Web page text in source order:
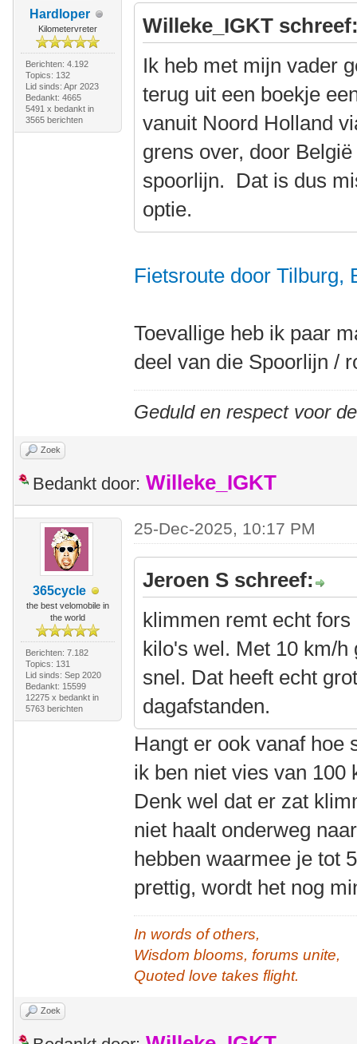
Hardloper
Kilometervreter
Berichten: 4.192
Topics: 132
Lid sinds: Apr 2023
Bedankt: 4665
5491 x bedankt in
3565 berichten
Willeke_IGKT
Ik heb met mijn vader
terug uit een boekje
vanuit Noord Holland
grens over, door
spoorlijn. Dat is dus
optie.
Fietsroute door Tilburg,
Toevallige heb ik paar
deel van die Spoorlijn /
Geduld en respect voor
Zoek
Bedankt door: Willeke_IGKT
365cycle
the best velomobile in
the world
Berichten: 7.182
Topics: 131
Lid sinds: Sep 2020
Bedankt: 15599
12275 x bedankt in
5763 berichten
25-Dec-2025, 10:17 PM
Jeroen S schreef:
klimmen remt echt
kilo's wel. Met 10 km/h
snel. Dat heeft echt
dagafstanden.
Hangt er ook vanaf hoe
ik ben niet vies van 100
Denk wel dat er zat
niet haalt onderweg
hebben waarmee je tot
prettig, wordt het nog
In words of others,
Wisdom blooms, forums unite,
Quoted love takes flight.
Zoek